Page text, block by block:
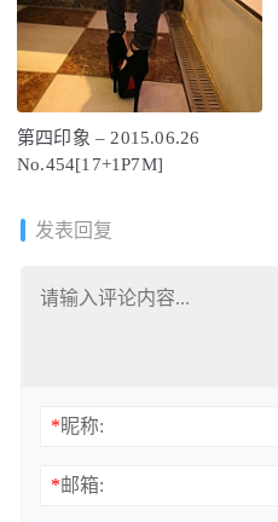
第四印象 – 2015.06.26
No.454[17+1P7M]
发表回复
*昵称:
*邮箱: